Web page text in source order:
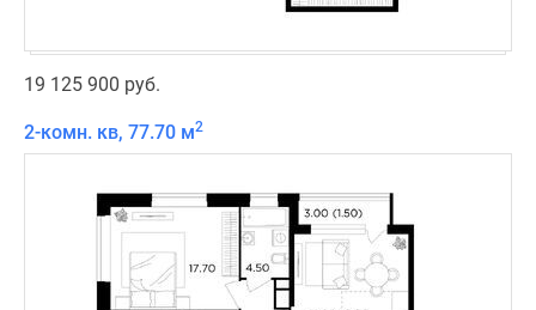
19 125 900 руб.
2-комн. кв, 77.70 м2